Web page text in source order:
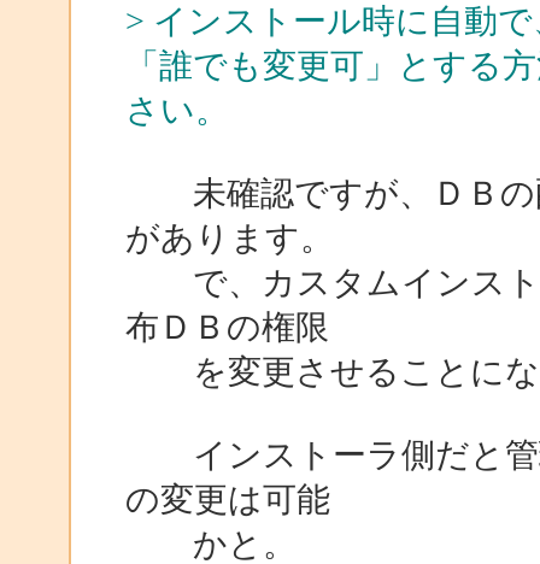
> インストール時に自動
「誰でも変更可」とする
さい。
未確認ですが、ＤＢの
があります。
で、カスタムインスト
布ＤＢの権限
を変更させることにな
インストーラ側だと管
の変更は可能
かと。